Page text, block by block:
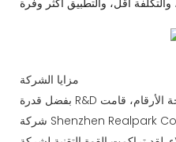
مزايا الشركة
بفضل قدرة R&D القوية في مجال التعرف على لوحة الأرقام، قامت
شركة Shenzhen Realpark Co., Ltd. لديها سنوات عديدة من